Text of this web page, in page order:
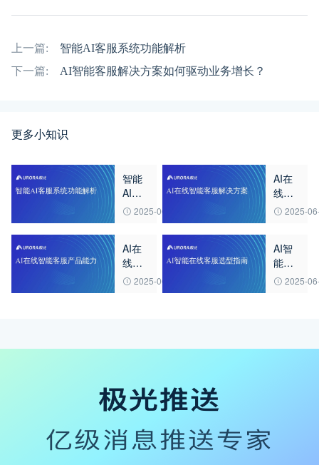
上一篇:
智能AI客服系统功能解析
下一篇:
AI智能客服解决方案如何驱动业务增长？
更多小知识
智能
AI客
服系
析
2025-06-23
AI在
线智
能客
案
2025-
AI在
线智
能客2025-06-23
AI智
能在
线客2025-